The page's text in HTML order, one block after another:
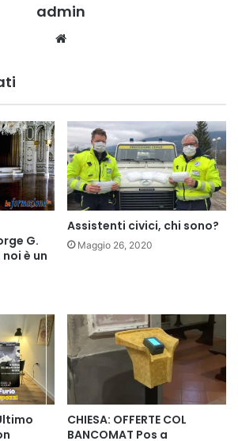
admin
G.
è un
Assistenti civici, chi sono?
Maggio 26, 2020
CHIESA: OFFERTE COL
BANCOMAT Pos a